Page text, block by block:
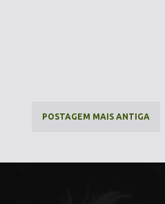
POSTAGEM MAIS ANTIGA